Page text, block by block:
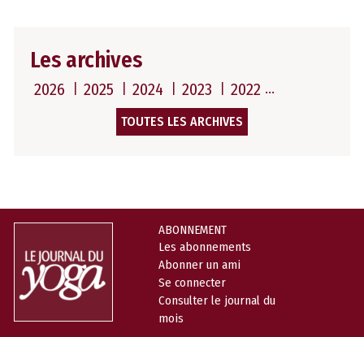
Les archives
2026 2025 2024 2023 2022
TOUTES LES ARCHIVES
ABONNEMENT
Les abonnements
Abonner un ami
Se connecter
Consulter le journal du
mois